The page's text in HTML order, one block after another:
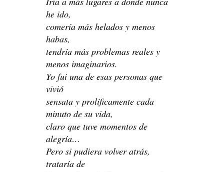
he ido,
comería más helados y menos
habas,
tendría más problemas reales y
menos imaginarios.
Yo fui una de esas personas que
vivió
sensata y prolíficamente cada
minuto de su vida,
claro que tuve momentos de
alegría…
Pero si pudiera volver atrás,
trataría de